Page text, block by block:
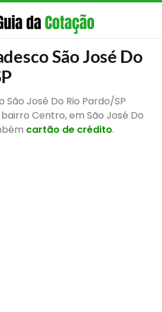
São José Do
José Do Rio Pardo/SP
Centro, em São José Do
cartão de crédito.